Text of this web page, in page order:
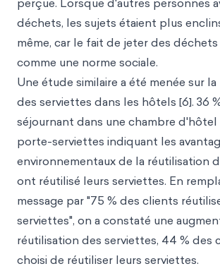
déchets, les sujets étaient plus
même, car le fait de jeter des
comme une norme sociale.
Une étude similaire a été menée sur
des serviettes dans les hôtels [6]. 36
séjournant dans une chambre
porte-serviettes indiquant les
environnementaux de la réutilisation
ont réutilisé leurs serviettes. En
message par "75 % des clients
serviettes", on a constaté une
réutilisation des serviettes, 44 % des
choisi de réutiliser leurs serviettes.